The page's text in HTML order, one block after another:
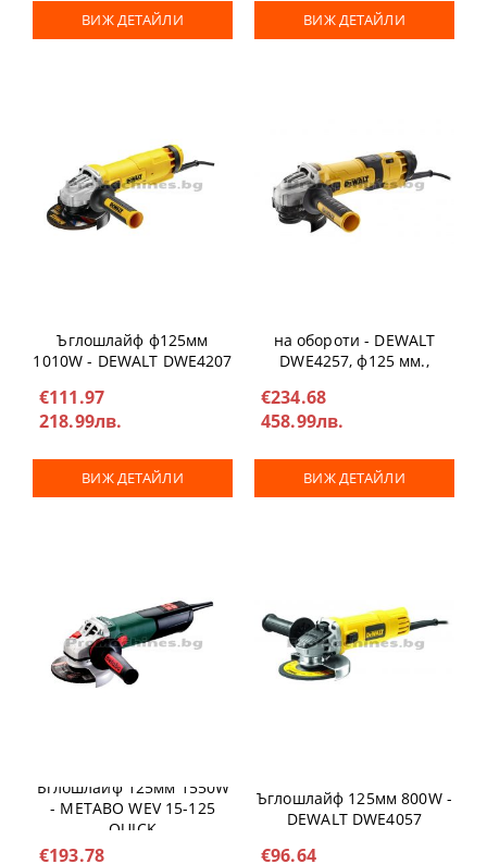
ВИЖ ДЕТАЙЛИ ВИЖ ДЕТАЙЛИ
Ъглошлайф ф125мм
1010W - DEWALT DWE4207
€111.97
218.99лв.
ВИЖ ДЕТАЙЛИ
на обороти - DEWALT
DWE4257, ф125 мм.,
€234.68
458.99лв.
ВИЖ ДЕТАЙЛИ
Ъглошлайф 125мм 1550W
- METABO WEV 15-125
QUICK
€193.78
Ъглошлайф 125мм 800W -
DEWALT DWE4057
€96.64